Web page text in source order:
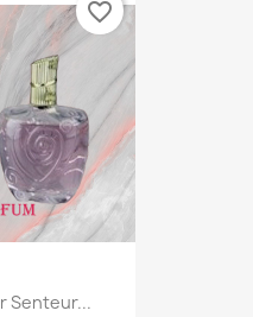
Senteur...
favorite_border